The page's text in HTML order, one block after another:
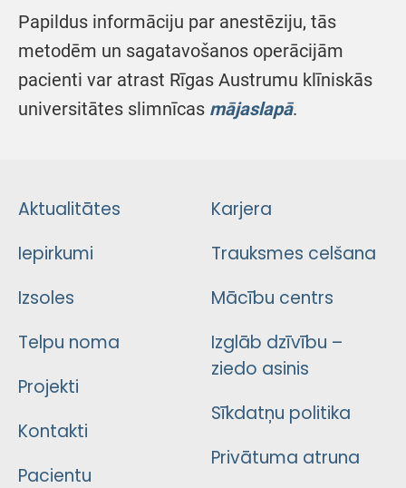
Papildus informāciju par anestēziju, tās
metodēm un sagatavošanos operācijām
pacienti var atrast Rīgas Austrumu klīniskās
universitātes slimnīcas mājaslapā.
Aktualitātes
Iepirkumi
Izsoles
Telpu noma
Projekti
Kontakti
Pacientu
Karjera
Trauksmes celšana
Mācību centrs
Izglāb dzīvību –
ziedo asinis
Sīkdatņu politika
Privātuma atruna